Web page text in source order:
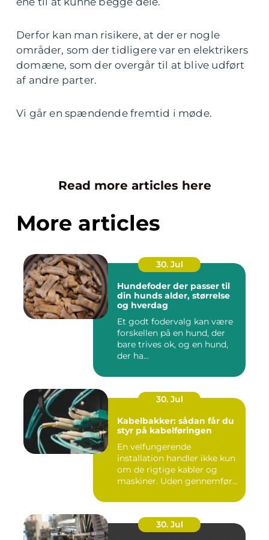
Derfor kan man risikere, at der er nogle
områder, som der tidligere var en elektrikers
domæne, som der overgår til at blive udført
af andre parter.
Vi går en spændende fremtid i møde.
Read more articles here
More articles
30. Jul
Hundefoder der passer til
din hunds alder, størrelse
og hverdag
Et godt fodervalg kan være
forskellen på en hund, der
bare trives ok, og en hund,
der ha...
30. Jul
Kabelbakker: sådan får du
styr på kabelføringen
En velfungerende
installation handler ikke kun
om de rigtige kabler og
maskiner. Uden gennemført
30. Jul